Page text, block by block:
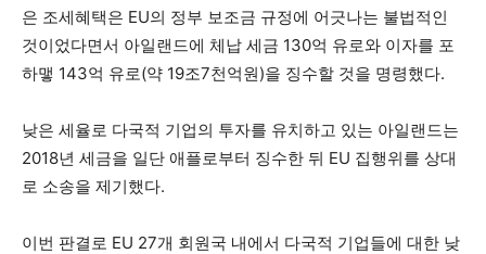
은 조세혜택은 EU의 정부 보조금 규정에 어긋나는 불법적인
것이었다면서 아일랜드에 체납 세금 130억 유로와 이자를 포
하맿 143억 유로(약 19조7천억원)을 징수할 것을 명령했다.
낮은 세율로 다국적 기업의 투자를 유치하고 있는 아일랜드는
2018년 세금을 일단 애플로부터 징수한 뒤 EU 집행위를 상대
로 소송을 제기했다.
이번 판결로 EU 27개 회원국 내에서 다국적 기업들에 대한 낮